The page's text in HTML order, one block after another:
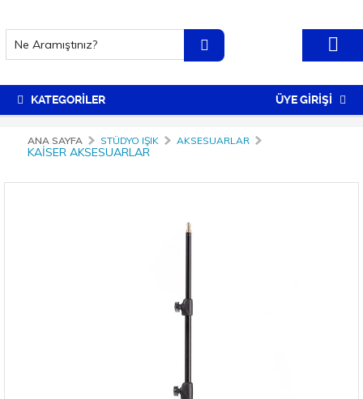
KATEGORİLER ÜYE GİRİŞİ
ANA SAYFA STÜDYO IŞIK AKSESUARLAR
KAISER AKSESUARLAR